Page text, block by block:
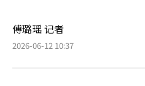
傅璐瑶 记者
2026-06-12 10:37